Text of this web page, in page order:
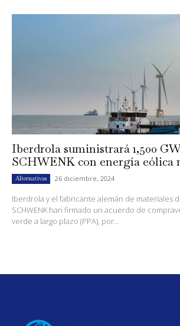
Iberdrola suministrará 1,500
SCHWENK con energía eólica
Alternativas 26 diciembre, 2024
Iberdrola y el fabricante alemán de materiales
SCHWENK han firmado un acuerdo de
verde a largo plazo (PPA), por...